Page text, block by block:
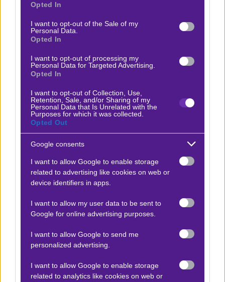
use your data for below specified purposes in below Google
consent section.
Opted In
I want to opt-out of the Sale of my
Personal Data.
Opted In
I want to opt-out of processing my
Personal Data for Targeted Advertising.
Opted In
I want to opt-out of Collection, Use,
Retention, Sale, and/or Sharing of my
Personal Data that Is Unrelated with the
Purposes for which it was collected.
Opted Out
Google consents
I want to allow Google to enable storage
related to advertising like cookies on web or
device identifiers in apps.
I want to allow my user data to be sent to
Google for online advertising purposes.
I want to allow Google to send me
personalized advertising.
I want to allow Google to enable storage
related to analytics like cookies on web or
σήμερα αντιμέτωπες στο πρωτάθλημα, η Hapoel Haifa
από το λιμάνι και η Ironi Kiryat Shmona από το
κιμπούτς του βορράτέθηκαν αντιμέτωπες στο Λιγκ
Καπ,μια διοργάνωση που τη χρησιμοποιούν ως…
0, μ’ ένα γκολ στο 13’,σε ματς που παρά την πολλή
ζέστη και την φανερή ανετοιμότητα των ομάδων είχε
πολύ έντονο ρυθμό, φάσεις και
εκατέρωθεν, εκ των οποίων τα μισά στα αντίπαλα
Το ότι έμειναν εκεί οι ομάδες, στο στείρο 0-
1, είναιμάλλον προϊόν ατυχίας παρά
ανικανότητας.
Ισχύει αυτό; Κι οι μπουκ περίπου την ίδια άποψη
έχουν. Παρ’ ότι οι ομάδες δεν βγάζουν μάτια στο
πρωτάθλημα, δίνουν την απόδοση στο αμφίσκορο σε
σχετικά χαμηλά επίπεδα, οριακά αποδεκτά για τα δικά
μου στοιχηματικά γούστα. Σ
το 1,70 που βρίσκω το
Goal/goal στη Fonbetείμαι πρόθυμος να πληρώσω για